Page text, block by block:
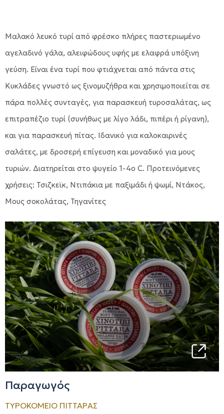
Μαλακό λευκό τυρί από φρέσκο πλήρες παστεριωμένο
αγελαδινό γάλα, αλειφώδους υφής με ελαφρά υπόξινη
γεύση. Είναι ένα τυρί που φτιάχνεται από πάντα στις
Κυκλάδες γνωστό ως ξινομυζήθρα και χρησιμοποιείται σε
πάρα πολλές συνταγές, για παρασκευή τυροσαλάτας, ως
επιτραπέζιο τυρί (συνήθως με λίγο λάδι, πιπέρι ή ρίγανη),
και για παρασκευή πίτας. Ιδανικό για καλοκαιρινές
σαλάτες, με δροσερή επίγευση και μοναδικό για μους
τυριών. Διατηρείται στο ψυγείο 1-4ο C. Προτεινόμενες
χρήσεις: Τσιζκεϊκ, Ντιπάκια με παξιμάδι ή ψωμί, Ντάκος,
Μους σοκολάτας, Τηγανίτες
Παραγωγός
ΤΥΡΟΚΟΜΕΙΟ ΠΙΤΤΑΡΑΣ